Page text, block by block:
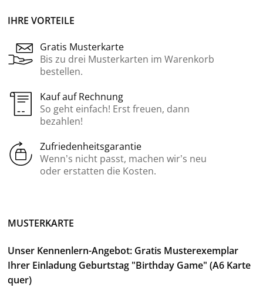
IHRE VORTEILE
Gratis Musterkarte
Bis zu drei Musterkarten im Warenkorb
bestellen.
Kauf auf Rechnung
So geht einfach! Erst freuen, dann
bezahlen!
Zufriedenheitsgarantie
Wenn’s nicht passt, machen wir’s neu
oder erstatten die Kosten.
MUSTERKARTE
Unser Kennenlern-Angebot: Gratis Musterexemplar
Ihrer Einladung Geburtstag "Birthday Game" (A6 Karte
quer)